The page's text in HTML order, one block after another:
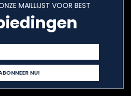
MAILLIJST VOOR BEST